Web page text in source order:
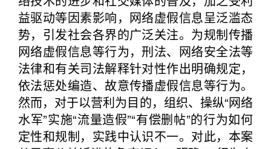
益驱动等因素影响，网络虚假信息呈泛滥态
势，引发社会各界的广泛关注。为规制传播
网络虚假信息等行为，刑法、网络安全法等
法律和有关司法解释针对性作出明确规定，
依法惩处编造、故意传播虚假信息等行为。
然而，对于以营利为目的，组织、操纵“网络
水军”实施“流量造假”“有偿删帖”的行为如何
定性和规制，实践中认识不一。对此，本案